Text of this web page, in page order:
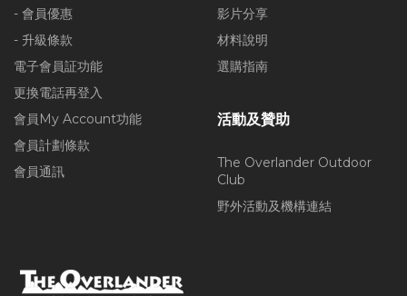
- 會員優惠
- 升級條款
電子會員証功能
更換電話再登入
會員My Account功能
會員計劃條款
會員通訊
影片分享
材料說明
選購指南
活動及贊助
The Overlander Outdoor
Club
野外活動及機構連結